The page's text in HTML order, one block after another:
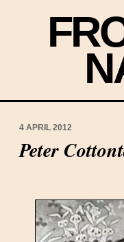
4 APRIL 2012
Peter